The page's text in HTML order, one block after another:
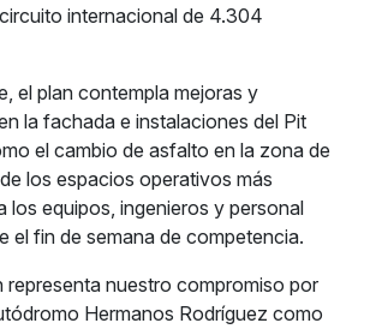
internacional de 4.304
el plan contempla mejoras y
la fachada e instalaciones del Pit
el cambio de asfalto en la zona de
los espacios operativos más
los equipos, ingenieros y personal
el fin de semana de competencia.
representa nuestro compromiso por
Hermanos Rodríguez como